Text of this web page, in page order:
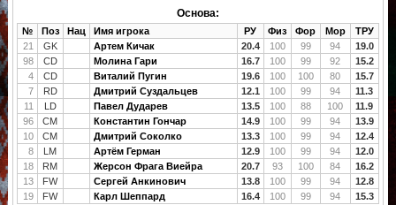
Основа:
№ Поз Нац Имя игрока РУ Физ Фор Мор
ТРУ
21
GK Артем Кичак 20.4 100 99 94
19.0
98
CD Молина Гари 16.7 100 99 92
15.2
4
CD Виталий Пугин 19.6 100 100 80
15.7
7
RD Дмитрий Суздальцев 12.1 100 99 94
11.3
11
LD Павел Дударев 13.5 100 88 100
11.9
96
CM Константин Гончар 14.9 100 99 94
13.9
10
CM Дмитрий Соколко 13.3 100 99 94
12.4
8
LM Артём Герман 12.9 100 99 94
12.0
18
RM Жерсон Фрага Виейра 20.7 93 100 84
16.2
13
FW Сергей Анкинович 13.8 100 99 94
12.8
19
FW Карл Шеппард 16.4 100 99 94 15.3